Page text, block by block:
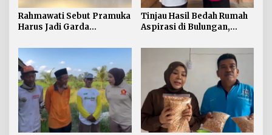
Rahmawati Sebut Pramuka
Harus Jadi Garda
Generasi Perbatasan dari
Narkoba
Tinjau Hasil Bedah Rumah
Aspirasi di Bulungan,
Bantuan Penyelesaian
Pintu dan Jendela